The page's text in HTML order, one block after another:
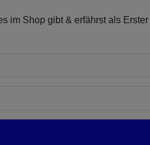
im Shop gibt & erfährst als